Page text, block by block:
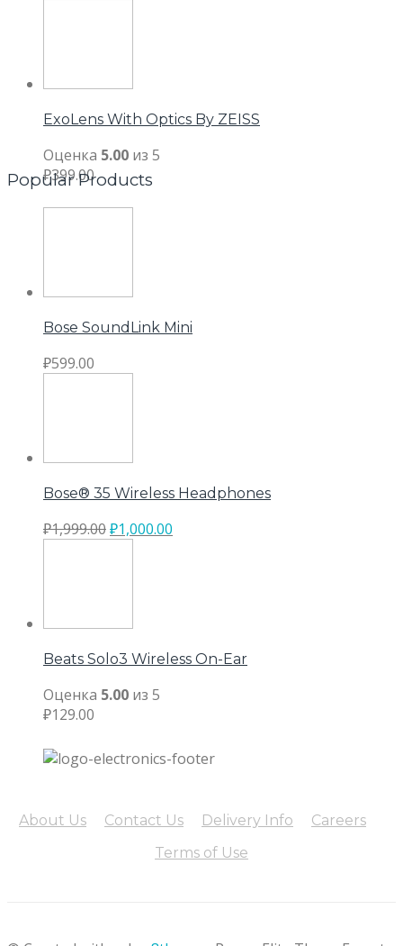
ExoLens With Optics By ZEISS
Оценка 5.00 из 5
₽399.00
Popular Products
Bose SoundLink Mini
₽599.00
Bose® 35 Wireless Headphones
₽1,999.00₽1,000.00
Beats Solo3 Wireless On-Ear
Оценка 5.00 из 5
₽129.00
About Us Contact Us Delivery Info
Careers
Terms of Use